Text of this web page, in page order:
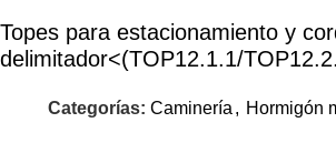
Topes para estacionamiento y
delimitador<(TOP12.1.1/
Categorías: Caminería , Hormigón